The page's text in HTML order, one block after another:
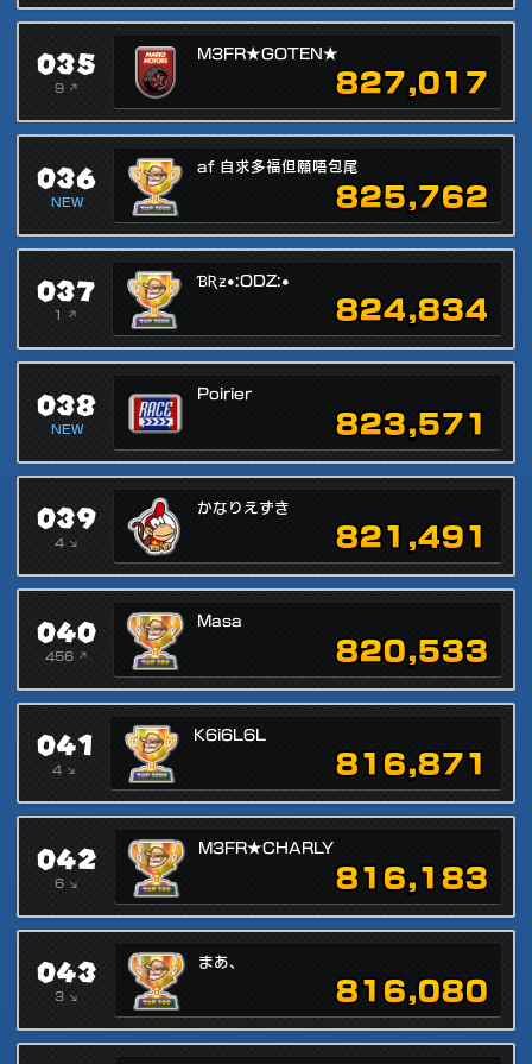
035
9 ↗
M3FR★GOTEN★
827,017
036
NEW
af 自求多福但願唔包尾
825,762
037
1 ↗
ƁƦƶ•:ODZ:•
824,834
038
NEW
Poirier
823,571
039
4 ↘
かなりえずき
821,491
040
456 ↗
Masa
820,533
041
4 ↘
K6i6L6L
816,871
042
6 ↘
M3FR★CHARLY
816,183
043
3 ↘
まあ、
816,080